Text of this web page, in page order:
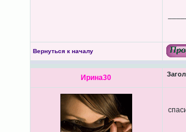
Вернуться к началу
Ирина30